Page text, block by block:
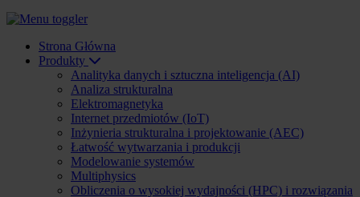
Strona Główna
Produkty
Analityka danych i sztuczna inteligencja (AI)
Analiza strukturalna
Elektromagnetyka
Internet przedmiotów (IoT)
Inżynieria strukturalna i projektowanie (AEC)
Łatwość wytwarzania i produkcji
Modelowanie systemów
Multiphysics
Obliczenia o wysokiej wydajności (HPC) i rozwiązania